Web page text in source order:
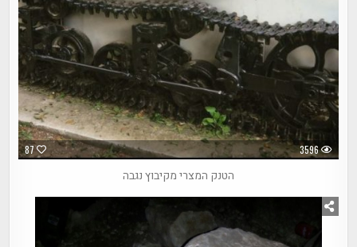
87 3596
הטנק המצרי מקיבוץ נגבה